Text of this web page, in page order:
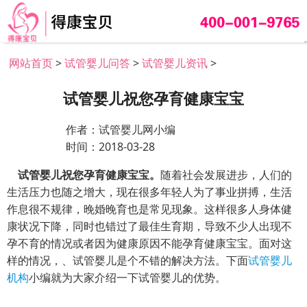
网站首页>试管婴儿问答>试管婴儿资讯>
试管婴儿祝您孕育健康宝宝
作者：试管婴儿网小编
时间：2018-03-28
试管婴儿祝您孕育健康宝宝。 随着社会发展进步，人们的
生活压力也随之增大，现在很多年轻人为了事业拼搏，生活
作息很不规律，晚婚晚育也是常见现象。这样很多人身体健
康状况下降，同时也错过了最佳生育期，导致不少人出现不
孕不育的情况或者因为健康原因不能孕育健康宝宝。面对这
样的情况，、试管婴儿是个不错的解决方法。下面试管婴儿
机构小编就为大家介绍一下试管婴儿的优势。